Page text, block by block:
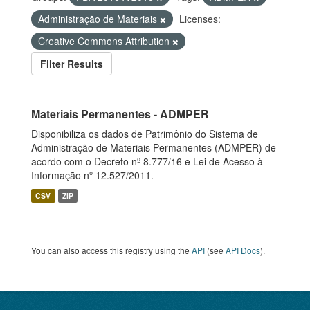
Administração de Materiais
Licenses:
Creative Commons Attribution
Filter Results
Materiais Permanentes - ADMPER
Disponibiliza os dados de Patrimônio do Sistema de
Administração de Materiais Permanentes (ADMPER) de
acordo com o Decreto nº 8.777/16 e Lei de Acesso à
Informação nº 12.527/2011.
CSV ZIP
You can also access this registry using the API (see API Docs).